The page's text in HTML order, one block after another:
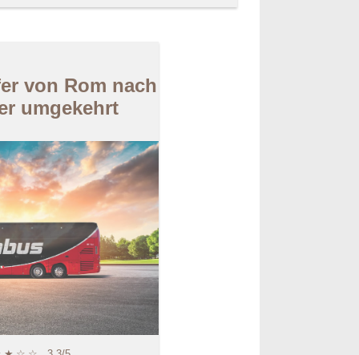
von Rom nach
umgekehrt